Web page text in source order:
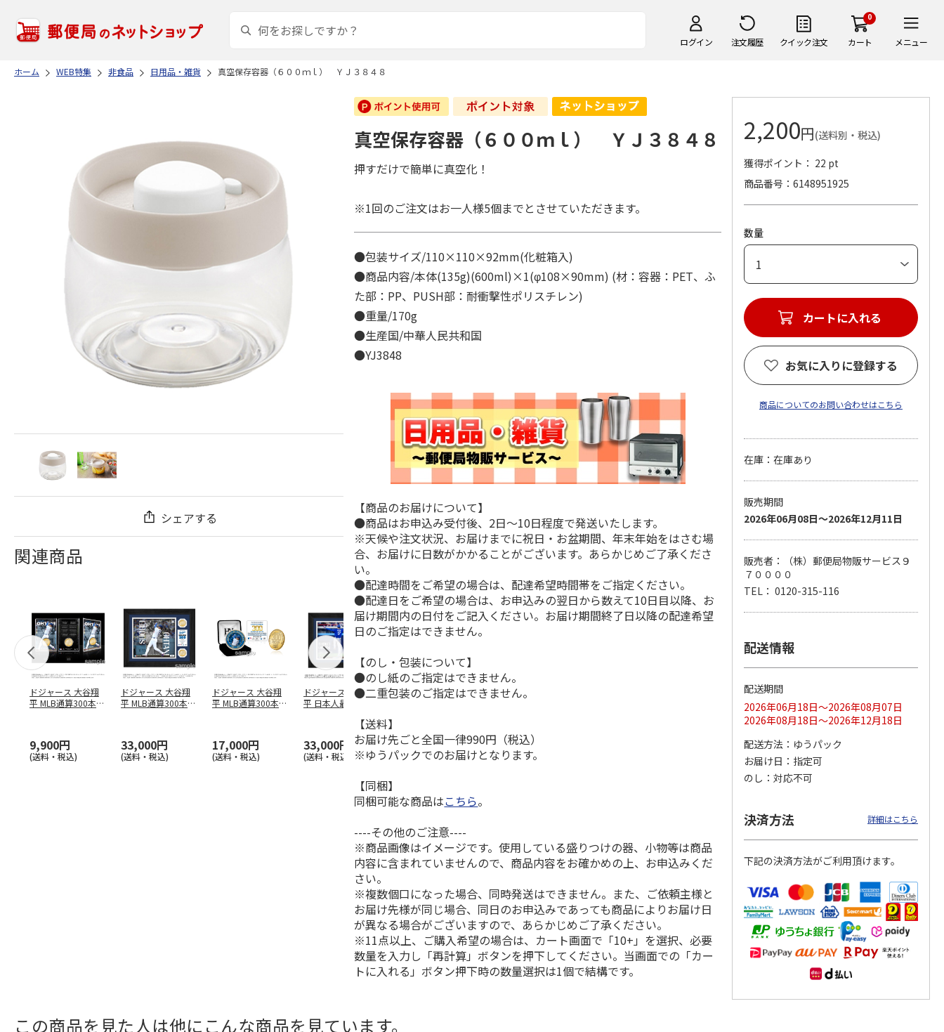
ログイン 注文履歴 クイック注文
0
カート メニュー
ホーム WEB特集 非食品 日用品・雑貨 真空保存容器（６００ｍｌ） ＹＪ３８４８
シェアする
関連商品
ドジャース 大谷翔
平 MLB通算300本塁
9,900円
(送料・税込)
ドジャース 大谷翔
平 MLB通算300本塁
33,000円
(送料・税込)
ドジャース 大谷翔
平 MLB通算300本塁
17,000円
(送料・税込)
ドジャース 大谷翔
平 日本人最多53試
33,000円
(送料・税込)
MLB ドジャース 大
谷翔平 2026 NL 3・
33,000円
(送料・税込)
ドジャース 大谷翔
9,900円
(送料・税込)
ドジャース 大谷翔
平 日本人最多53試
合連続出塁記念 シ
ル…
17,000円
(送料・税込)
谷翔平 2026 NL 3・
4月投手…
真空保存容器（６００ｍｌ） ＹＪ３８４８
押すだけで簡単に真空化！
※1回のご注文はお一人様5個までとさせていただきます。
●包装サイズ/110×110×92mm(化粧箱入)
●商品内容/本体(135g)(600ml)×1(φ108×90mm) (材：容器：PET、ふ
た部：PP、PUSH部：耐衝撃性ポリスチレン)
●重量/170g
●生産国/中華人民共和国
●YJ3848
【商品のお届けについて】
●商品はお申込み受付後、2日～10日程度で発送いたします。
※天候や注文状況、お届けまでに祝日・お盆期間、年末年始をはさむ場
合、お届けに日数がかかることがございます。あらかじめご了承くださ
い。
●配達時間をご希望の場合は、配達希望時間帯をご指定ください。
●配達日をご希望の場合は、お申込みの翌日から数えて10日目以降、お
届け期間内の日付をご記入ください。お届け期間終了日以降の配達希望
日のご指定はできません。
【のし・包装について】
●のし紙のご指定はできません。
●二重包装のご指定はできません。
【送料】
お届け先ごと全国一律990円（税込）
※ゆうパックでのお届けとなります。
【同梱】
同梱可能な商品はこちら。
----その他のご注意----
※商品画像はイメージです。使用している盛りつけの器、小物等は商品
内容に含まれていませんので、商品内容をお確かめの上、お申込みくだ
さい。
※複数個口になった場合、同時発送はできません。また、ご依頼主様と
お届け先様が同じ場合、同日のお申込みであっても商品によりお届け日
が異なる場合がございますので、あらかじめご了承ください。
※11点以上、ご購入希望の場合は、カート画面で「10+」を選択、必要
数量を入力し「再計算」ボタンを押下してください。当画面での「カー
トに入れる」ボタン押下時の数量選択は1個で結構です。
2,200円(送料別・税込)
獲得ポイント： 22 pt
商品番号
6148951925
数量
カートに入れる
お気に入りに登録する
商品についてのお問い合わせはこちら
在庫：在庫あり
販売期間
2026年06月08日～2026年12月11日
販売者：（株）郵便局物販サービス９
７００００
TEL： 0120-315-116
配送情報
配送期間
2026年06月18日～2026年08月07日
2026年08月18日～2026年12月18日
配送方法
ゆうパック
お届け日
指定可
のし
対応不可
決済方法 詳細はこちら
下記の決済方法がご利用頂けます。
この商品を見た人は他にこんな商品を見ています。